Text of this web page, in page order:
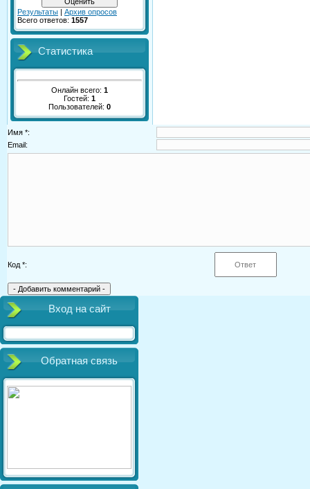
Результаты | Архив опросов
Всего ответов: 1557
Статистика
Онлайн всего: 1
Гостей: 1
Пользователей: 0
Имя *:
Email:
Код *:
Вход на сайт
Обратная связь